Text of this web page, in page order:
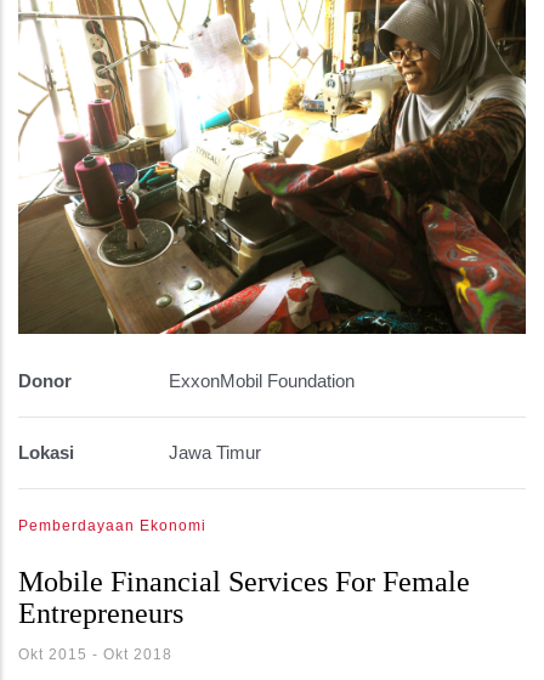
Donor ExxonMobil Foundation
Lokasi Jawa Timur
Pemberdayaan Ekonomi
Mobile Financial Services For Female
Entrepreneurs
Okt 2015 - Okt 2018